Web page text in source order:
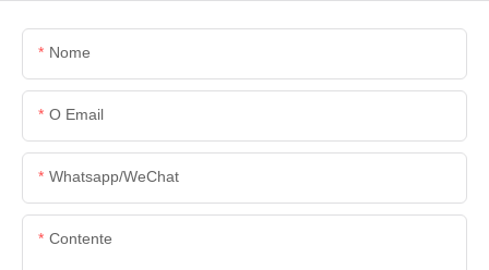
Nome
O Email
Whatsapp/WeChat
Contente